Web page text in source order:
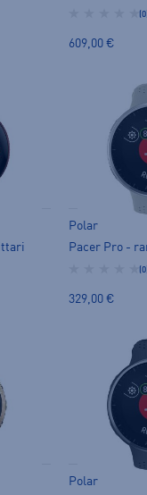
(0)
609,00 €
Polar
Pacer Pro -
(0)
329,00 €
Polar